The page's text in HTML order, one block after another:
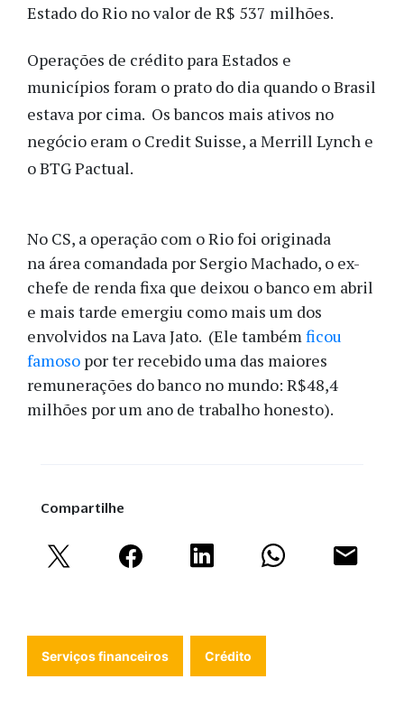
Estado do Rio no valor de R$ 537 milhões.
Operações de crédito para Estados e
municípios foram o prato do dia quando o Brasil
estava por cima. Os bancos mais ativos no
negócio eram o Credit Suisse, a Merrill Lynch e
o BTG Pactual.
No CS, a operação com o Rio foi originada
na área comandada por Sergio Machado, o ex-
chefe de renda fixa que deixou o banco em abril
e mais tarde emergiu como mais um dos
envolvidos na Lava Jato. (Ele tambémficou
famoso por ter recebido uma das maiores
remunerações do banco no mundo: R$48,4
milhões por um ano de trabalho honesto).
Compartilhe
Serviços financeiros Crédito